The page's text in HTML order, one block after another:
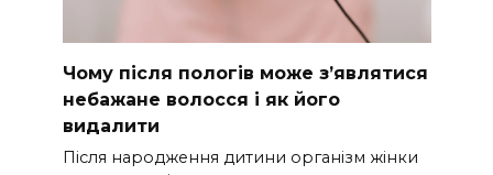
Чому після пологів може з’являтися
небажане волосся і як його
видалити
Після народження дитини організм жінки